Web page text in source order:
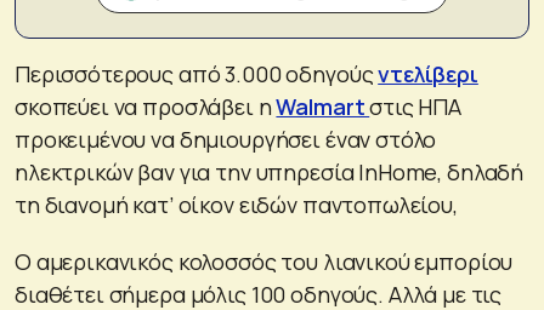
Περισσότερους από 3.000 οδηγούςντελίβερι
σκοπεύει να προσλάβει ηWalmartστις ΗΠΑ
προκειμένου να δημιουργήσει έναν στόλο
ηλεκτρικών βαν για την υπηρεσία InHome, δηλαδή
τη διανομή κατ’ οίκον ειδών παντοπωλείου,
Ο αμερικανικός κολοσσός του λιανικού εμπορίου
διαθέτει σήμερα μόλις 100 οδηγούς. Αλλά με τις